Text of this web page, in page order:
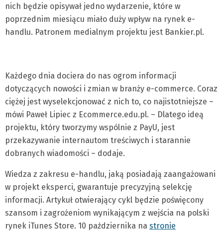
nich będzie opisywał jedno wydarzenie, które w
poprzednim miesiącu miało duży wpływ na rynek e-
handlu. Patronem medialnym projektu jest Bankier.pl.
Każdego dnia dociera do nas ogrom informacji
dotyczących nowości i zmian w branży e-commerce. Coraz
ciężej jest wyselekcjonować z nich to, co najistotniejsze –
mówi Paweł Lipiec z Ecommerce.edu.pl. – Dlatego ideą
projektu, który tworzymy wspólnie z PayU, jest
przekazywanie internautom treściwych i starannie
dobranych wiadomości – dodaje.
Wiedza z zakresu e-handlu, jaką posiadają zaangażowani
w projekt eksperci, gwarantuje precyzyjną selekcję
informacji. Artykuł otwierający cykl będzie poświęcony
szansom i zagrożeniom wynikającym z wejścia na polski
rynek iTunes Store. 10 października na stronie